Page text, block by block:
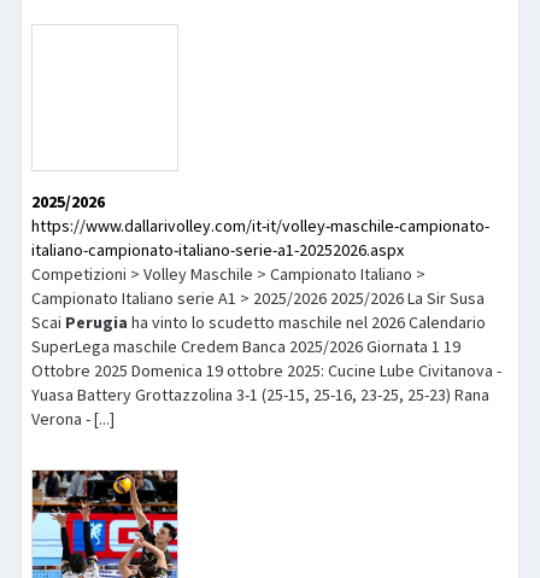
2025/2026
https://www.dallarivolley.com/it-it/volley-maschile-campionato-
italiano-campionato-italiano-serie-a1-20252026.aspx
Competizioni > Volley Maschile > Campionato Italiano >
Campionato Italiano serie A1 > 2025/2026 2025/2026 La Sir Susa
Scai Perugia ha vinto lo scudetto maschile nel 2026 Calendario
SuperLega maschile Credem Banca 2025/2026 Giornata 1 19
Ottobre 2025 Domenica 19 ottobre 2025: Cucine Lube Civitanova -
Yuasa Battery Grottazzolina 3-1 (25-15, 25-16, 23-25, 25-23) Rana
Verona - [...]